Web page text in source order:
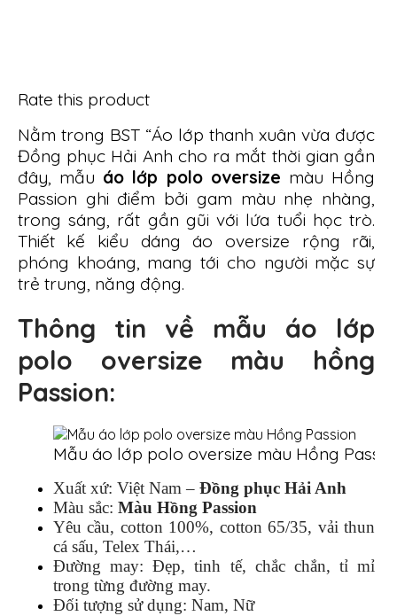
Rate this product
Nằm trong BST “Áo lớp thanh xuân vừa được
Đồng phục Hải Anh cho ra mắt thời gian gần
đây, mẫu áo lớp polo oversize màu Hồng
Passion ghi điểm bởi gam màu nhẹ nhàng,
trong sáng, rất gần gũi với lứa tuổi học trò.
Thiết kế kiểu dáng áo oversize rộng rãi,
phóng khoáng, mang tới cho người mặc sự
trẻ trung, năng động.
Thông tin về mẫu áo lớp
polo oversize màu hồng
Passion:
Mẫu áo lớp polo oversize màu Hồng
Xuất xứ: Việt Nam – Đồng phục Hải Anh
Màu sắc: Màu Hồng Passion
Yêu cầu, cotton 100%, cotton 65/35, vải thun
cá sấu, Telex Thái,…
Đường may: Đẹp, tinh tế, chắc chắn, tỉ mỉ
trong từng đường may.
Đối tượng sử dụng: Nam, Nữ